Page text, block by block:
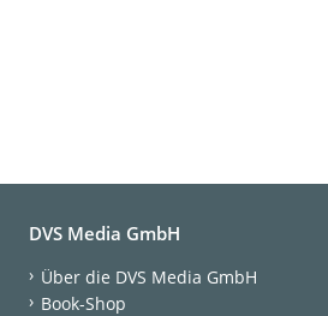
DVS Media GmbH
Über die DVS Media GmbH
Book-Shop